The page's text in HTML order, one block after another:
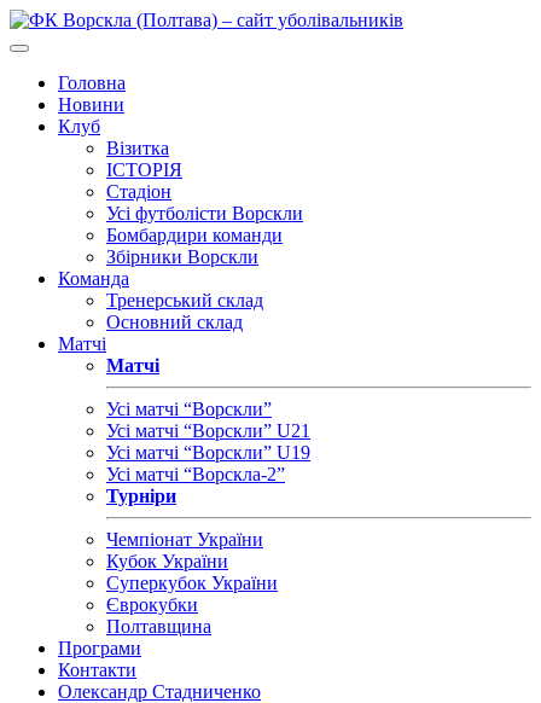
Головна
Новини
Клуб
Візитка
ІСТОРІЯ
Стадіон
Усі футболісти Ворскли
Бомбардири команди
Збірники Ворскли
Команда
Тренерський склад
Основний склад
Матчі
Матчі
Усі матчі “Ворскли”
Усі матчі “Ворскли” U21
Усі матчі “Ворскли” U19
Усі матчі “Ворскла-2”
Турніри
Чемпіонат України
Кубок України
Суперкубок України
Єврокубки
Полтавщина
Програми
Контакти
Олександр Стадниченко